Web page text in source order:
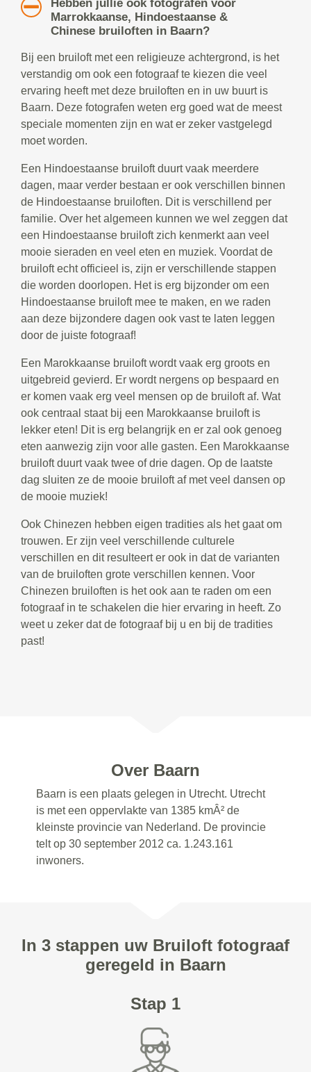
Hebben jullie ook fotografen voor
Marrokkaanse, Hindoestaanse &
Chinese bruiloften in Baarn?
Bij een bruiloft met een religieuze achtergrond, is het
verstandig om ook een fotograaf te kiezen die veel
ervaring heeft met deze bruiloften en in uw buurt is
Baarn. Deze fotografen weten erg goed wat de meest
speciale momenten zijn en wat er zeker vastgelegd
moet worden.
Een Hindoestaanse bruiloft duurt vaak meerdere
dagen, maar verder bestaan er ook verschillen binnen
de Hindoestaanse bruiloften. Dit is verschillend per
familie. Over het algemeen kunnen we wel zeggen dat
een Hindoestaanse bruiloft zich kenmerkt aan veel
mooie sieraden en veel eten en muziek. Voordat de
bruiloft echt officieel is, zijn er verschillende stappen
die worden doorlopen. Het is erg bijzonder om een
Hindoestaanse bruiloft mee te maken, en we raden
aan deze bijzondere dagen ook vast te laten leggen
door de juiste fotograaf!
Een Marokkaanse bruiloft wordt vaak erg groots en
uitgebreid gevierd. Er wordt nergens op bespaard en
er komen vaak erg veel mensen op de bruiloft af. Wat
ook centraal staat bij een Marokkaanse bruiloft is
lekker eten! Dit is erg belangrijk en er zal ook genoeg
eten aanwezig zijn voor alle gasten. Een Marokkaanse
bruiloft duurt vaak twee of drie dagen. Op de laatste
dag sluiten ze de mooie bruiloft af met veel dansen op
de mooie muziek!
Ook Chinezen hebben eigen tradities als het gaat om
trouwen. Er zijn veel verschillende culturele
verschillen en dit resulteert er ook in dat de varianten
van de bruiloften grote verschillen kennen. Voor
Chinezen bruiloften is het ook aan te raden om een
fotograaf in te schakelen die hier ervaring in heeft. Zo
weet u zeker dat de fotograaf bij u en bij de tradities
past!
Over Baarn
Baarn is een plaats gelegen in Utrecht. Utrecht
is met een oppervlakte van 1385 kmÂ² de
kleinste provincie van Nederland. De provincie
telt op 30 september 2012 ca. 1.243.161
inwoners.
In 3 stappen uw Bruiloft fotograaf
geregeld in Baarn
Stap 1